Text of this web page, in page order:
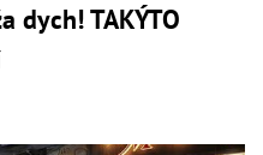
dych! TAKÝTO